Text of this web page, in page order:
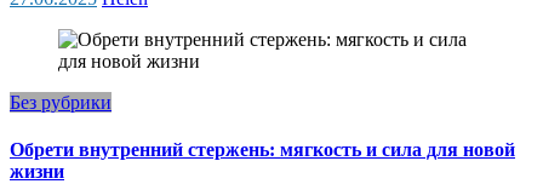
Без рубрики
Обрети внутренний стержень: мягкость и сила для новой
жизни